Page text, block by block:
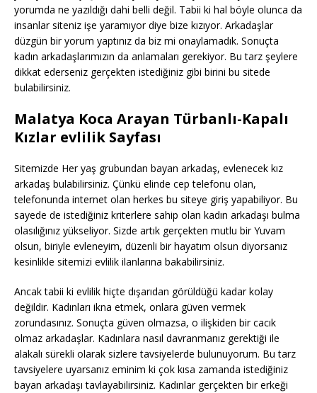
yorumda ne yazıldığı dahi belli değil. Tabii ki hal böyle olunca da
insanlar siteniz işe yaramıyor diye bize kızıyor. Arkadaşlar
düzgün bir yorum yaptınız da biz mi onaylamadık. Sonuçta
kadın arkadaşlarımızın da anlamaları gerekiyor. Bu tarz şeylere
dikkat ederseniz gerçekten istediğiniz gibi birini bu sitede
bulabilirsiniz.
Malatya Koca Arayan Türbanlı-Kapalı
Kızlar evlilik Sayfası
Sitemizde Her yaş grubundan bayan arkadaş, evlenecek kız
arkadaş bulabilirsiniz. Çünkü elinde cep telefonu olan,
telefonunda internet olan herkes bu siteye giriş yapabiliyor. Bu
sayede de istediğiniz kriterlere sahip olan kadın arkadaşı bulma
olasılığınız yükseliyor. Sizde artık gerçekten mutlu bir Yuvam
olsun, biriyle evleneyim, düzenli bir hayatım olsun diyorsanız
kesinlikle sitemizi evlilik ilanlarına bakabilirsiniz.
Ancak tabii ki evlilik hiçte dışarıdan görüldüğü kadar kolay
değildir. Kadınları ikna etmek, onlara güven vermek
zorundasınız. Sonuçta güven olmazsa, o ilişkiden bir cacık
olmaz arkadaşlar. Kadınlara nasıl davranmanız gerektiği ile
alakalı sürekli olarak sizlere tavsiyelerde bulunuyorum. Bu tarz
tavsiyelere uyarsanız eminim ki çok kısa zamanda istediğiniz
bayan arkadaşı tavlayabilirsiniz. Kadınlar gerçekten bir erkeği